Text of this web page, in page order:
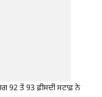
92 ਤੋਂ 93 ਫ਼ੀਸਦੀ ਸਟਾਫ਼ ਨੇ